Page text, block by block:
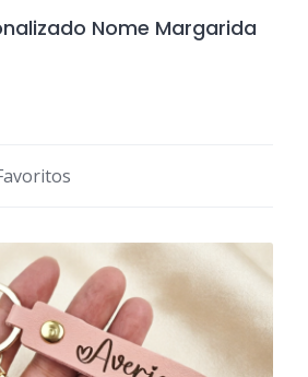
Nome Margarida